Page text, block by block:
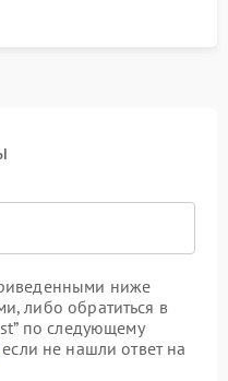
ниже
либо обратиться в
по следующему
если не нашли ответ на